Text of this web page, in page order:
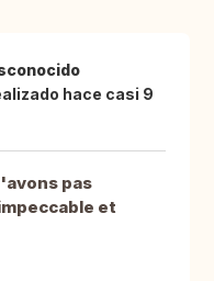
hace casi 9
pas
et